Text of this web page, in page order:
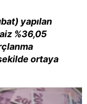
yapılan
%36,05
ortaya